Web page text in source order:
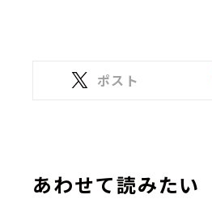
ポスト
あわせて読みたい